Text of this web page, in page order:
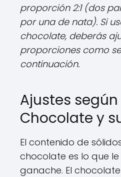
proporción 2:1 (dos
por una de nata). Si
chocolate, deberás
proporciones como
continuación.
Ajustes
Chocolate y
El contenido de
chocolate es lo que
ganache. El